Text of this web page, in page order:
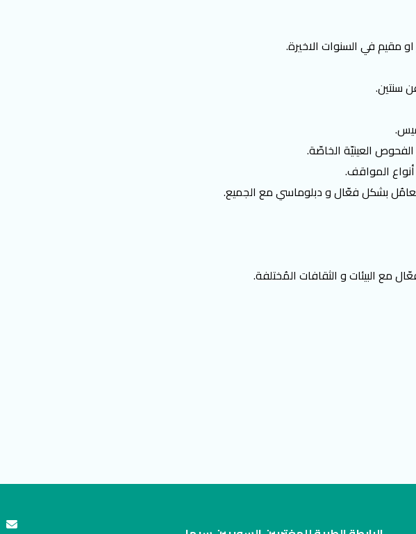
مقيم في السنوات الاخيرة.
سنتين.
العينيّة الخاصّة.
المواقف.
بشكل فعّال و دبلوماسي مع الجميع.
مع البيئات و الثقافات المُختلفة.